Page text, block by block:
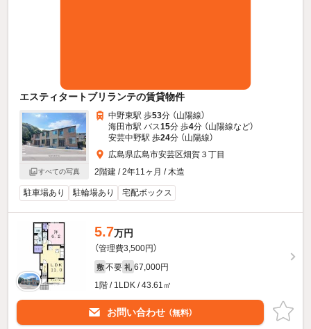
エスティタートブリランテの賃貸物件
すべての写真
中野東駅 歩53分 （山陽線）
海田市駅 バス15分 歩4分 （山陽線など）
安芸中野駅 歩24分 （山陽線）
広島県広島市安芸区畑賀３丁目
2階建 / 2年11ヶ月 / 木造
駐車場あり 駐輪場あり 宅配ボックス
5.7万円
（管理費3,500円）
敷 不要 礼 67,000円
1階 / 1LDK / 43.61㎡
お問い合わせ （無料）